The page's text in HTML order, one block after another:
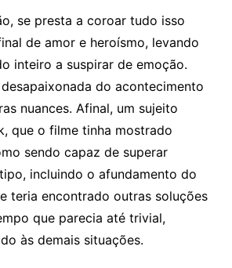
se presta a coroar tudo isso
de amor e heroísmo, levando
inteiro a suspirar de emoção.
do acontecimento
nuances. Afinal, um sujeito
que o filme tinha mostrado
sendo capaz de superar
incluindo o afundamento do
teria encontrado outras soluções
que parecia até trivial,
às demais situações.